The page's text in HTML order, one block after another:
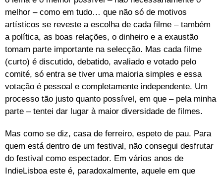
melhor – como em tudo… que não só de motivos
artísticos se reveste a escolha de cada filme – também
a política, as boas relações, o dinheiro e a exaustão
tomam parte importante na selecção. Mas cada filme
(curto) é discutido, debatido, avaliado e votado pelo
comité, só entra se tiver uma maioria simples e essa
votação é pessoal e completamente independente. Um
processo tão justo quanto possível, em que – pela minha
parte – tentei dar lugar à maior diversidade de filmes.
Mas como se diz, casa de ferreiro, espeto de pau. Para
quem está dentro de um festival, não consegui desfrutar
do festival como espectador. Em vários anos de
IndieLisboa este é, paradoxalmente, aquele em que